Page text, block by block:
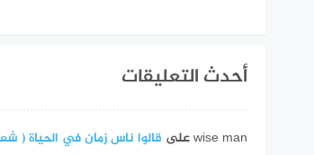
أحدث التعليقات
wise manعلى قالوا ناس زمان في الحياة (